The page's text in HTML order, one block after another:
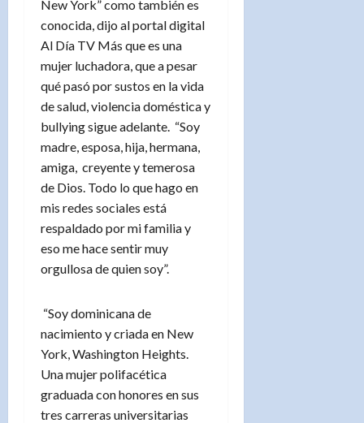
New York” como también es
conocida, dijo al portal digital
Al Día TV Más que es una
mujer luchadora, que a pesar
qué pasó por sustos en la vida
de salud, violencia doméstica y
bullying sigue adelante. “Soy
madre, esposa, hija, hermana,
amiga, creyente y temerosa
de Dios. Todo lo que hago en
mis redes sociales está
respaldado por mi familia y
eso me hace sentir muy
orgullosa de quien soy”.
“Soy dominicana de
nacimiento y criada en New
York, Washington Heights.
Una mujer polifacética
graduada con honores en sus
tres carreras universitarias